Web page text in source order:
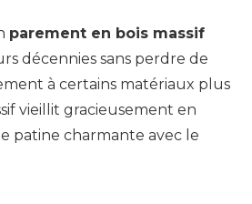
parement en bois massif
décennies sans perdre de
à certains matériaux plus
vieillit gracieusement en
patine charmante avec le